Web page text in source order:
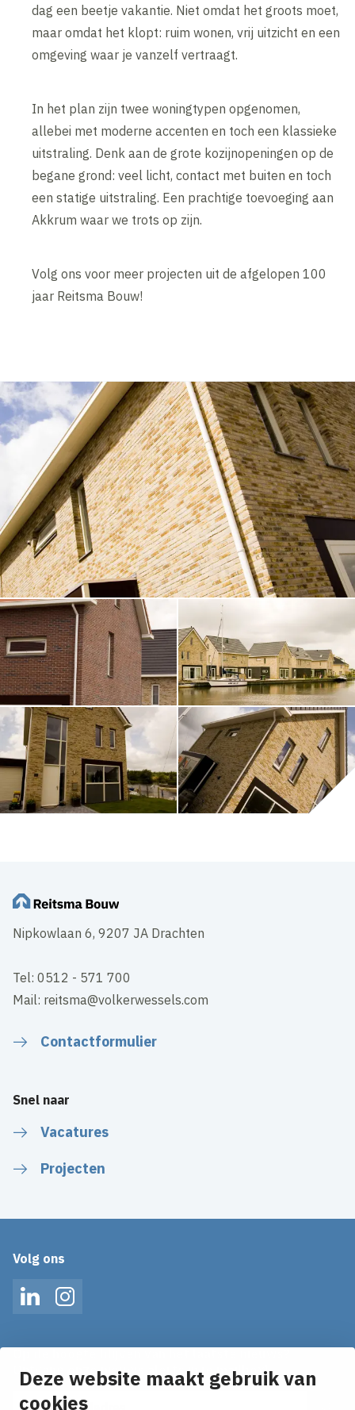
Deze website maakt gebruik van
cookies
dag een beetje vakantie. Niet omdat het groots moet,
maar omdat het klopt: ruim wonen, vrij uitzicht en een
omgeving waar je vanzelf vertraagt.
In het plan zijn twee woningtypen opgenomen,
allebei met moderne accenten en toch een klassieke
uitstraling. Denk aan de grote kozijnopeningen op de
begane grond: veel licht, contact met buiten en toch
een statige uitstraling. Een prachtige toevoeging aan
Akkrum waar we trots op zijn.
Volg ons voor meer projecten uit de afgelopen 100
jaar Reitsma Bouw!
Nipkowlaan 6, 9207 JA Drachten
Tel: 0512 - 571 700
Mail: reitsma@volkerwessels.com
Contactformulier
Snel naar
Vacatures
Projecten
Volg ons
LinkedInInstagram
Ontvang onze nieuws alerts in je mailbox!
E-mailadres